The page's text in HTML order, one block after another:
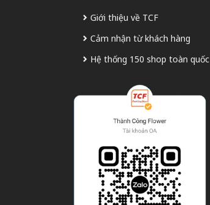
Giới thiệu về TCF
Cảm nhận từ khách hàng
Hệ thống 150 shop toàn quốc